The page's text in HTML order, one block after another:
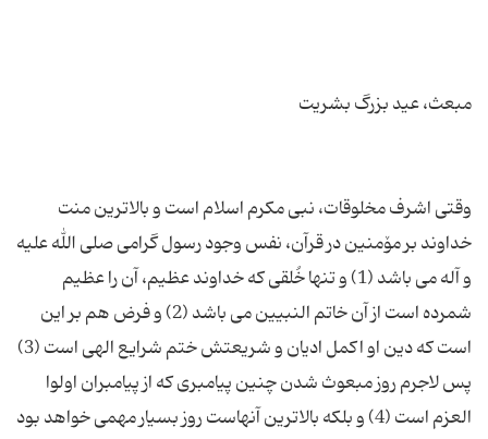
وقتی اشرف مخلوقات، نبی مكرم اسلام است و بالاترین منت
خداوند بر مۆمنین در قرآن، نفس وجود رسول گرامی صلی الله علیه
و آله می باشد (1) و تنها خُلقی كه خداوند عظیم، آن را عظیم
شمرده است از آن خاتم النبیین می باشد (2) و فرض هم بر این
است كه دین او اكمل ادیان و شریعتش ختم شرایع الهی است (3)
پس لاجرم روز مبعوث شدن چنین پیامبری كه از پیامبران اولوا
العزم است (4) و بلكه بالاترین آنهاست روز بسیار مهمی خواهد بود